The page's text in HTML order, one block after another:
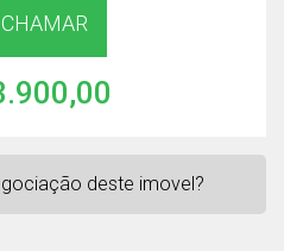
CHAMAR
deste imovel?